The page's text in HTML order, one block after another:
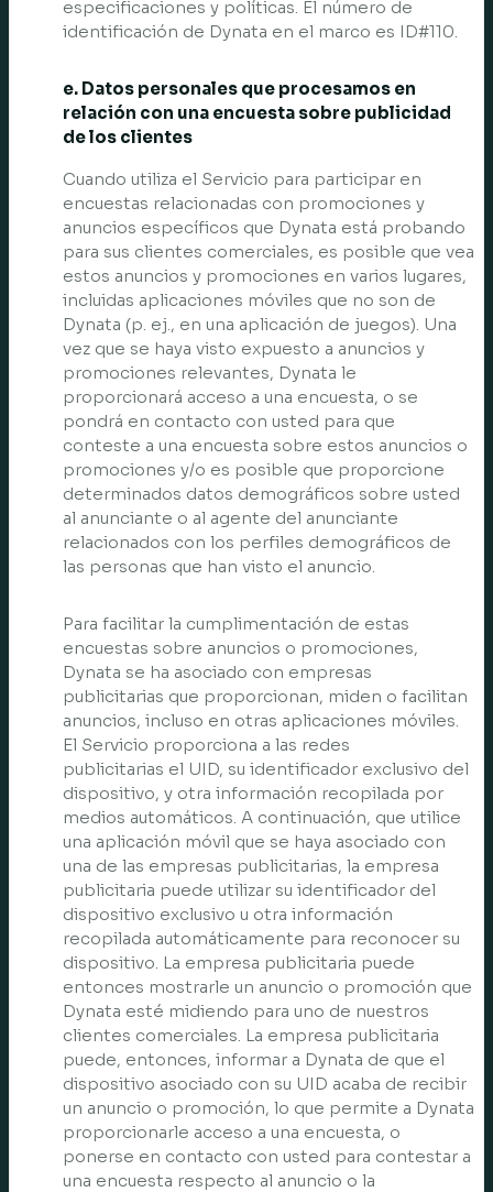
especificaciones y políticas. El número de
identificación de Dynata en el marco es ID#110.
e. Datos personales que procesamos en
relación con una encuesta sobre publicidad
de los clientes
Cuando utiliza el Servicio para participar en
encuestas relacionadas con promociones y
anuncios específicos que Dynata está probando
para sus clientes comerciales, es posible que vea
estos anuncios y promociones en varios lugares,
incluidas aplicaciones móviles que no son de
Dynata (p. ej., en una aplicación de juegos). Una
vez que se haya visto expuesto a anuncios y
promociones relevantes, Dynata le
proporcionará acceso a una encuesta, o se
pondrá en contacto con usted para que
conteste a una encuesta sobre estos anuncios o
promociones y/o es posible que proporcione
determinados datos demográficos sobre usted
al anunciante o al agente del anunciante
relacionados con los perfiles demográficos de
las personas que han visto el anuncio.
Para facilitar la cumplimentación de estas
encuestas sobre anuncios o promociones,
Dynata se ha asociado con empresas
publicitarias que proporcionan, miden o facilitan
anuncios, incluso en otras aplicaciones móviles.
El Servicio proporciona a las redes
publicitarias el UID, su identificador exclusivo del
dispositivo, y otra información recopilada por
medios automáticos. A continuación, que utilice
una aplicación móvil que se haya asociado con
una de las empresas publicitarias, la empresa
publicitaria puede utilizar su identificador del
dispositivo exclusivo u otra información
recopilada automáticamente para reconocer su
dispositivo. La empresa publicitaria puede
entonces mostrarle un anuncio o promoción que
Dynata esté midiendo para uno de nuestros
clientes comerciales. La empresa publicitaria
puede, entonces, informar a Dynata de que el
dispositivo asociado con su UID acaba de recibir
un anuncio o promoción, lo que permite a Dynata
proporcionarle acceso a una encuesta, o
ponerse en contacto con usted para contestar a
una encuesta respecto al anuncio o la